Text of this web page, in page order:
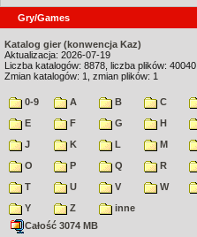
Gry/Games
Katalog gier (konwencja Kaz)
Aktualizacja: 2026-07-19
Liczba katalogów: 8878, liczba plików: 40040
Zmian katalogów: 1, zmian plików: 1
0-9 A B C
E
F G H
J
K L M
O
P Q R
T
U V W
Y
Z
inne
Całość 3074 MB